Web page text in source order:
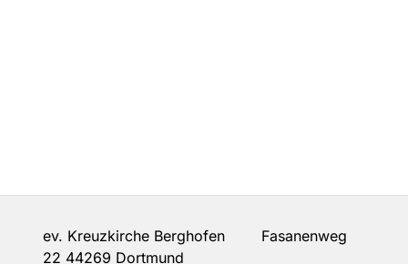
ev. Kreuzkirche Berghofen Fasanenweg
22 44269 Dortmund